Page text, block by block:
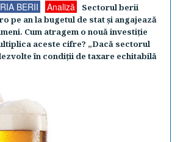
BERII Analiză
Sectorul berii
pe an la bugetul de stat şi angajează
Cum atragem o nouă investiţie
aceste cifre? „Dacă sectorul
în condiţii de taxare echitabilă